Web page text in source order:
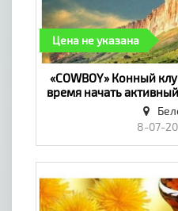
Цена не указана
​«COWBOY» Конный
время начать
и
8-07-